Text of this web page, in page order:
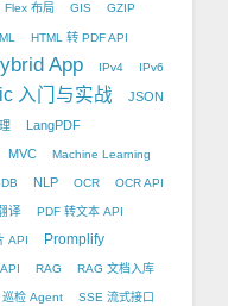
Flex 布局 GIS GZIP
HTML 转 PDF API
App IPv4 IPv6
入门与实战 JSON
LangPDF
MVC Machine Learning
NLP OCR OCR API
译 PDF 转文本 API
API
Promplify
RAG RAG 文档入库
巡检 Agent SSE 流式接口